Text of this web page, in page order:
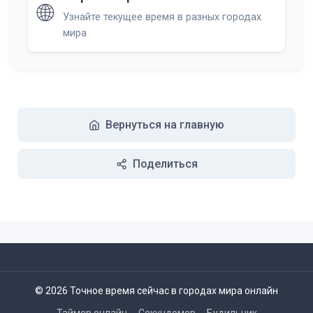
🌐
Узнайте текущее время в разных городах
мира
Вернуться на главную
Поделиться
© 2026 Точное время сейчас в городах мира онлайн